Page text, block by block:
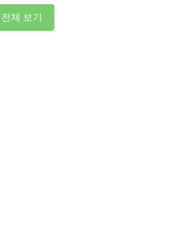
전체 보기